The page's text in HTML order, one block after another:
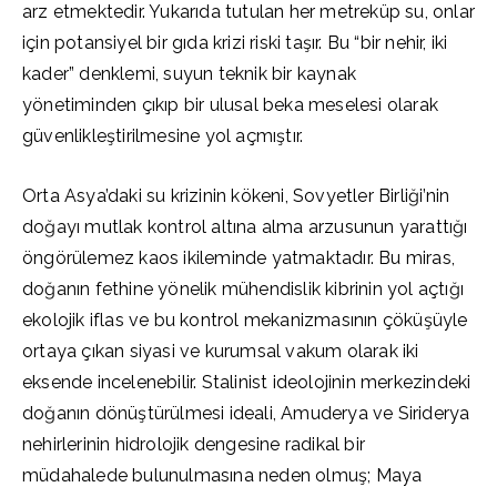
arz etmektedir. Yukarıda tutulan her metreküp su, onlar
için potansiyel bir gıda krizi riski taşır. Bu “bir nehir, iki
kader” denklemi, suyun teknik bir kaynak
yönetiminden çıkıp bir ulusal beka meselesi olarak
güvenlikleştirilmesine yol açmıştır.
Orta Asya’daki su krizinin kökeni, Sovyetler Birliği’nin
doğayı mutlak kontrol altına alma arzusunun yarattığı
öngörülemez kaos ikileminde yatmaktadır. Bu miras,
doğanın fethine yönelik mühendislik kibrinin yol açtığı
ekolojik iflas ve bu kontrol mekanizmasının çöküşüyle
ortaya çıkan siyasi ve kurumsal vakum olarak iki
eksende incelenebilir. Stalinist ideolojinin merkezindeki
doğanın dönüştürülmesi ideali, Amuderya ve Siriderya
nehirlerinin hidrolojik dengesine radikal bir
müdahalede bulunulmasına neden olmuş; Maya